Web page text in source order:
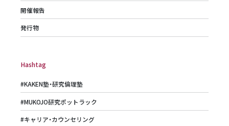
開催報告
発行物
Hashtag
#KAKEN塾・研究倫理塾
#MUKOJO研究ポットラック
#キャリア・カウンセリング